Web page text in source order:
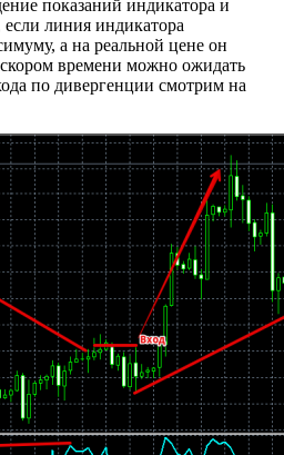
показаний индикатора и
линия индикатора
а на реальной цене он
времени можно ожидать
по дивергенции смотрим на